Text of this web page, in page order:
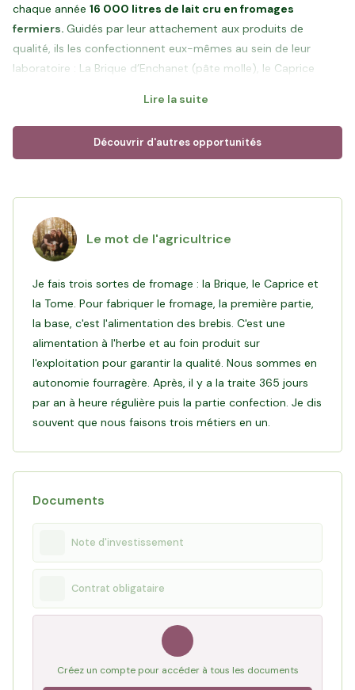
chaque année 16 000 litres de lait cru en fromages
fermiers. Guidés par leur attachement aux produits de
qualité, ils les confectionnent eux-mêmes au sein de leur
laboratoire : La Brique d’Enchanet (pâte molle), le Caprice
Antoine diversifie son activité grâce à une cinquantaine de
brebis allaitantes et six cochons, qui lui permettent de
proposer des produits variés à la vente, sous forme de
L'exploitation est menée en agriculture raisonnée, priorité au
pâturage dans les prés à proximité de la ferme. Antoine cultive
lui-même son foin, l'exploitation est en autonomie fourragère
avec 2 ha de culture de céréales.
Objectif de ce financement: Antoine s’est installé en 2020
avec l’ambition de transformer lui-même le lait en fromage et
de vendre ses produits en circuits courts, à la ferme et dans
des commerces locaux (dans un rayon de 40 kms).
L’installation a nécessité des investissements : appareil de
traite, laboratoire pour la confection des fromages et un
Lire l'interview d'Antoine
Lire la suite
Découvrir d'autres opportunités
Le mot de l'agricultrice
Je fais trois sortes de fromage : la Brique, le Caprice et
la Tome. Pour fabriquer le fromage, la première partie,
la base, c'est l'alimentation des brebis. C'est une
alimentation à l'herbe et au foin produit sur
l'exploitation pour garantir la qualité. Nous sommes en
autonomie fourragère. Après, il y a la traite 365 jours
par an à heure régulière puis la partie confection. Je dis
souvent que nous faisons trois métiers en un.
Documents
Note d'investissement
Contrat obligataire
Créez un compte pour accéder à tous les documents